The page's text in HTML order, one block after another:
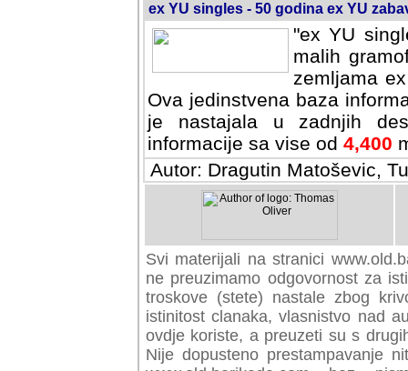
ex YU singles - 50 godina ex YU
"ex YU
malih
zemljama
Ova jedinstvena baza
je nastajala u zadnjih
informacije sa vise od 4,400
Autor: Dragutin Matoševic,
Svi materijali na stranici
preuzimamo odgovornost za
troskove (stete) nastale zbog
istinitost clanaka, vlasnistvo nad
ovdje koriste, a preuzeti su s
Nije dopusteno prestampavanje